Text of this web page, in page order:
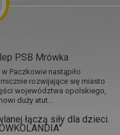
PSB Mrówka
Paczkowie nastąpiło
rozwijające się miasto
województwa opolskiego,
duży atut...
łączą siły dla dzieci.